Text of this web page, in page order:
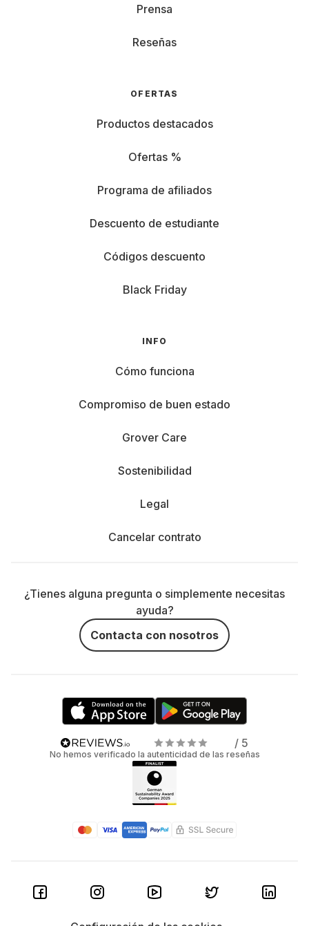
Prensa
Reseñas
OFERTAS
Productos destacados
Ofertas %
Programa de afiliados
Descuento de estudiante
Códigos descuento
Black Friday
INFO
Cómo funciona
Compromiso de buen estado
Grover Care
Sostenibilidad
Legal
Cancelar contrato
¿Tienes alguna pregunta o simplemente necesitas
ayuda?
Contacta con nosotros
/ 5
No hemos verificado la autenticidad de las reseñas